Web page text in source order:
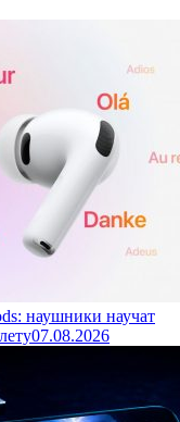
наушники научат
07.08.2026